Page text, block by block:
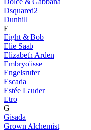
Dolce & Gabbana
Dsquared2
Dunhill
E
Eight & Bob
Elie Saab
Elizabeth Arden
Embryolisse
Engelsrufer
Escada
Estée Lauder
Etro
G
Gisada
Grown Alchemist